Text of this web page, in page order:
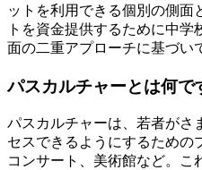
ットを利用できる個別の側面
トを資金提供するために中
面の二重アプローチに基づい
パスカルチャーとは何で
パスカルチャーは、若者がさ
セスできるようにするための
コンサート、美術館など。こ